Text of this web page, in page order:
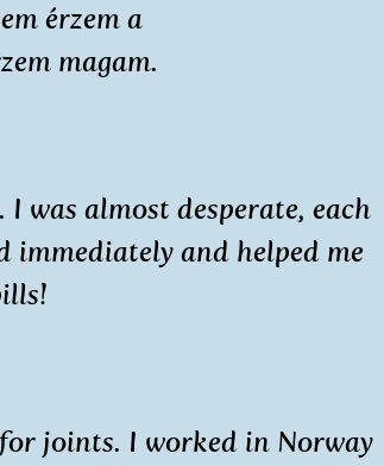
érzem a
magam.
was almost desperate, each
immediately and helped me
joints. I worked in Norway